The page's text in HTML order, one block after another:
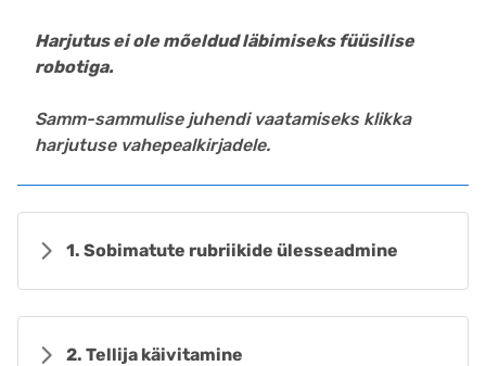
Harjutus ei ole mõeldud läbimiseks füüsilise
robotiga.
Samm-sammulise juhendi vaatamiseks klikka
harjutuse vahepealkirjadele.
1. Sobimatute rubriikide ülesseadmine
2. Tellija käivitamine